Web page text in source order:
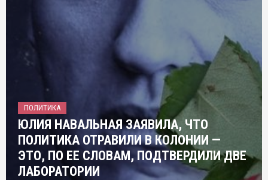
ПОЛИТИКА
ЮЛИЯ НАВАЛЬНАЯ ЗАЯВИЛА, ЧТО
ПОЛИТИКА ОТРАВИЛИ В КОЛОНИИ —
ЭТО, ПО ЕЕ СЛОВАМ, ПОДТВЕРДИЛИ ДВЕ
ЛАБОРАТОРИИ